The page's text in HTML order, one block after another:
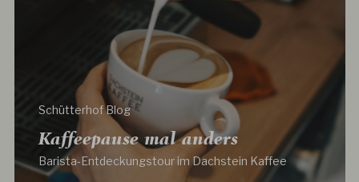
Kaffeepause mal anders
Barista-Entdeckungstour im Dachstein Kaffee
Schütterhof Blog